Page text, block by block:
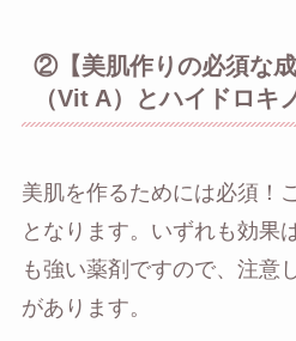
②【美肌作りの必須な
（Vit A）とハイドロキ
美肌を作るためには必須！
となります。いずれも効果
も強い薬剤ですので、注意
があります。